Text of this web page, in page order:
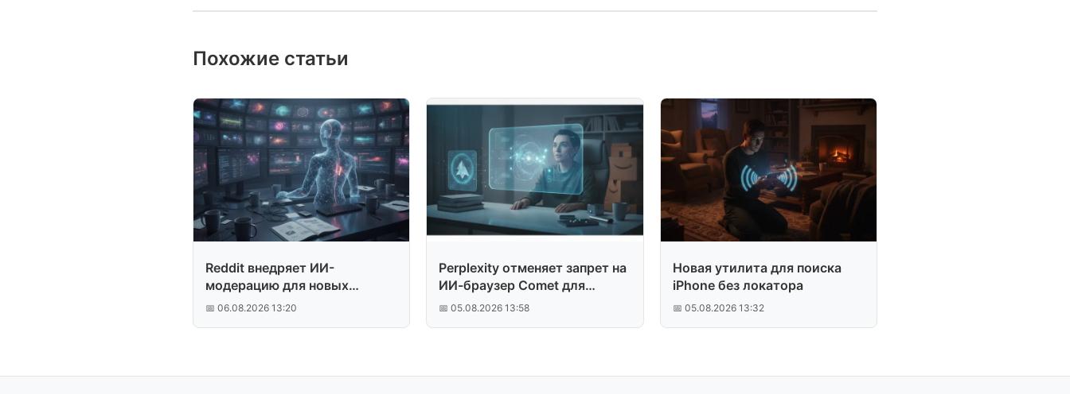
Похожие статьи
Reddit внедряет ИИ-
модерацию для новых
сабреддитов
📅 06.08.2026 13:20
Perplexity отменяет запрет на
ИИ-браузер Comet для
Amazon
📅 05.08.2026 13:58
Новая утилита для поиска
iPhone без локатора
📅 05.08.2026 13:32